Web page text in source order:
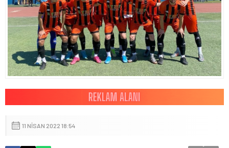
11 NISAN 2022 18:54